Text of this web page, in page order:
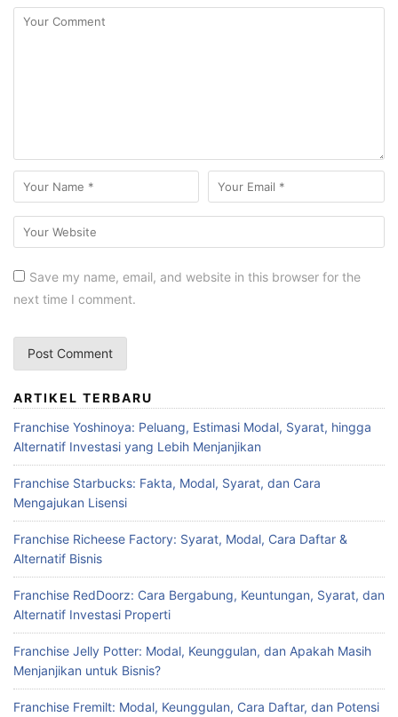
Save my name, email, and website in this browser for the
next time I comment.
ARTIKEL TERBARU
Franchise Yoshinoya: Peluang, Estimasi Modal, Syarat, hingga
Alternatif Investasi yang Lebih Menjanjikan
Franchise Starbucks: Fakta, Modal, Syarat, dan Cara
Mengajukan Lisensi
Franchise Richeese Factory: Syarat, Modal, Cara Daftar &
Alternatif Bisnis
Franchise RedDoorz: Cara Bergabung, Keuntungan, Syarat, dan
Alternatif Investasi Properti
Franchise Jelly Potter: Modal, Keunggulan, dan Apakah Masih
Menjanjikan untuk Bisnis?
Franchise Fremilt: Modal, Keunggulan, Cara Daftar, dan Potensi